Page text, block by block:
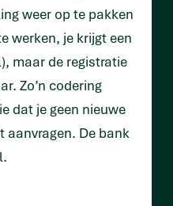
weer op te pakken
werken, je krijgt een
maar de registratie
Zo’n codering
dat je geen nieuwe
aanvragen. De bank